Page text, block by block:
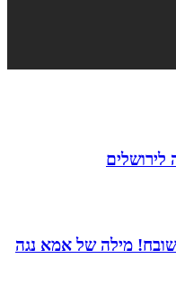
מילה של אמא נגה